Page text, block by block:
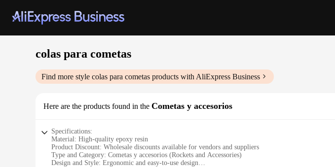
colas para cometas
Find more style colas para cometas products with AliExpress Business
Here are the products found in the Cometas y accesorios
Specifications:
Material: High-quality epoxy resin
Product Discount: Wholesale discounts available for vendors and suppliers
Type and Category: Cometas y accesorios (Rockets and Accessories)
Design and Style: Ergonomic and easy-to-use design